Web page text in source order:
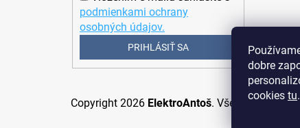
dobre
cookies tu.
podmienkami ochrany
osobných údajov.
PRIHLÁSIŤ SA
Copyright 2026 ElektroAntoš. Všetky práva